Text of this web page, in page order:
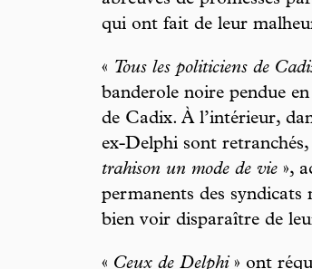
qui ont fait de leur
« Tous les politiciens de
banderole noire pendue
de Cadix. À l’intérieur,
ex-Delphi sont retranchés,
trahison un mode de vie »,
permanents des
bien voir disparaître de
« Ceux de Delphi » ont